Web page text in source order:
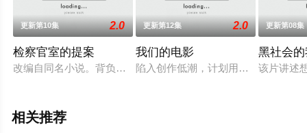
更新第10集 2.0
检察官室的提案
改编自同名小说。背负着杀人犯之子污名的新人调查官李彩河
更新第12集 2.0
我们的电影
陷入创作低潮，计划用崭新作品重返
更新第08集
黑社会
该片讲述
相关推荐